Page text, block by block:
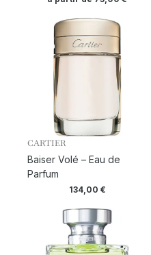
CARTIER
Baiser Volé – Eau de
Parfum
134,00 €